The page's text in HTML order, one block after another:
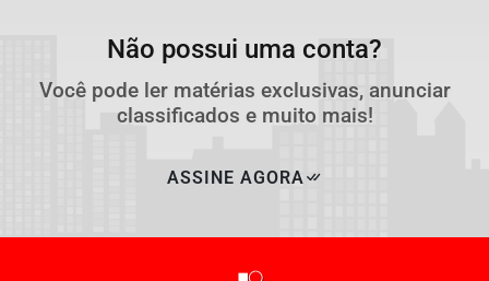
Não possui uma conta?
Você pode ler matérias exclusivas, anunciar
classificados e muito mais!
ASSINE AGORA